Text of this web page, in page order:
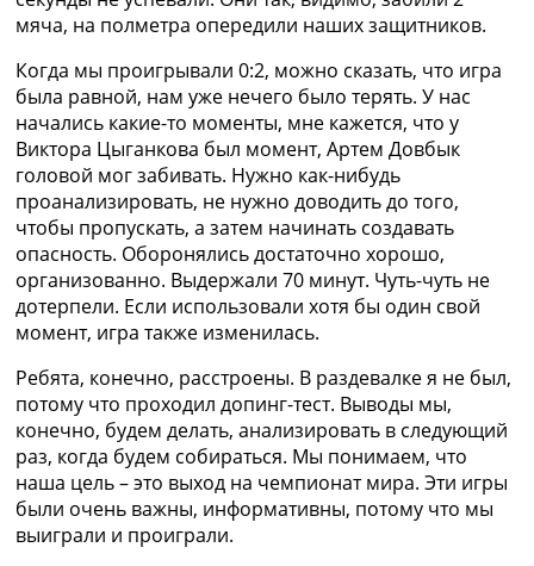
Чемпионат Мира
Украина. Премьер-Лига
Украина. Первая Лига
Лига Чемпионов
Англия. Премьер Лига
Испания. Ла Лига
Другие Турниры >>>
Таблицы
Таблицы групп Чемпионата Мира
Украина. Премьер-Лига
Украина. Первая Лига
Лига Чемпионов. Таблицы групп
Англия. Премьер-Лига
Испания. Ла Лига
Все таблицы >>>
Рейтинги
Рейтинг стран УЕФА
Рейтинг клубов УЕФА
Рейтинг ФИФА
ТВ программа
мяча, на полметра опередили наших защитников.
Когда мы проигрывали 0:2, можно сказать, что игра
была равной, нам уже нечего было терять. У нас
начались какие-то моменты, мне кажется, что у
Виктора Цыганкова был момент, Артем Довбык
головой мог забивать. Нужно как-нибудь
проанализировать, не нужно доводить до того,
чтобы пропускать, а затем начинать создавать
опасность. Оборонялись достаточно хорошо,
организованно. Выдержали 70 минут. Чуть-чуть не
дотерпели. Если использовали хотя бы один свой
момент, игра также изменилась.
Ребята, конечно, расстроены. В раздевалке я не был,
потому что проходил допинг-тест. Выводы мы,
конечно, будем делать, анализировать в следующий
раз, когда будем собираться. Мы понимаем, что
наша цель – это выход на чемпионат мира. Эти игры
были очень важны, информативны, потому что мы
выиграли и проиграли.